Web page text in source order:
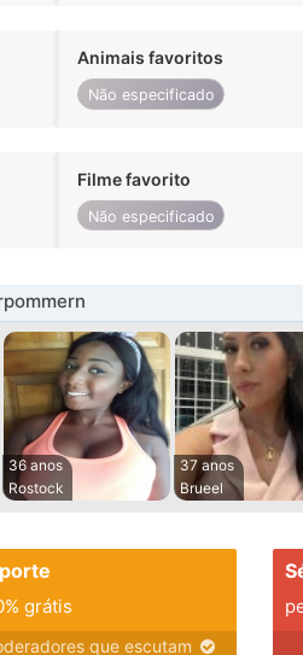
Animais favoritos
Não especificado
Filme favorito
Não especificado
36 anos
Rostock
37 anos
Brueel
grátis
que escutam